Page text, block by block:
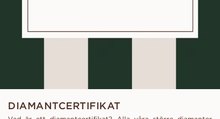
DIAMANTCERTIFIKAT